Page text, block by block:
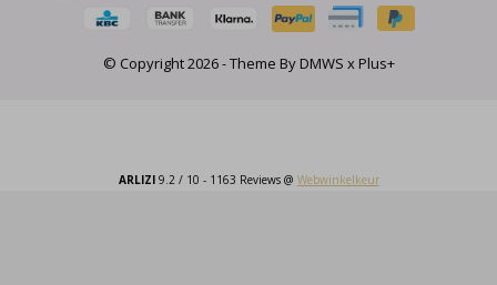
© Copyright2026- Theme ByDMWS x Plus+
ARLIZI9.2 / 10 - 1163 Reviews @ Webwinkelkeur